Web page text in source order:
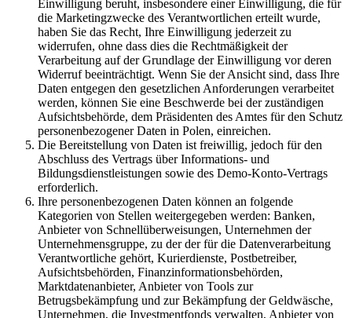
Einwilligung beruht, insbesondere einer Einwilligung, die für
die Marketingzwecke des Verantwortlichen erteilt wurde,
haben Sie das Recht, Ihre Einwilligung jederzeit zu
widerrufen, ohne dass dies die Rechtmäßigkeit der
Verarbeitung auf der Grundlage der Einwilligung vor deren
Widerruf beeinträchtigt. Wenn Sie der Ansicht sind, dass Ihre
Daten entgegen den gesetzlichen Anforderungen verarbeitet
werden, können Sie eine Beschwerde bei der zuständigen
Aufsichtsbehörde, dem Präsidenten des Amtes für den Schutz
personenbezogener Daten in Polen, einreichen.
Die Bereitstellung von Daten ist freiwillig, jedoch für den
Abschluss des Vertrags über Informations- und
Bildungsdienstleistungen sowie des Demo-Konto-Vertrags
erforderlich.
Ihre personenbezogenen Daten können an folgende
Kategorien von Stellen weitergegeben werden: Banken,
Anbieter von Schnellüberweisungen, Unternehmen der
Unternehmensgruppe, zu der der für die Datenverarbeitung
Verantwortliche gehört, Kurierdienste, Postbetreiber,
Aufsichtsbehörden, Finanzinformationsbehörden,
Marktdatenanbieter, Anbieter von Tools zur
Betrugsbekämpfung und zur Bekämpfung der Geldwäsche,
Unternehmen, die Investmentfonds verwalten, Anbieter von